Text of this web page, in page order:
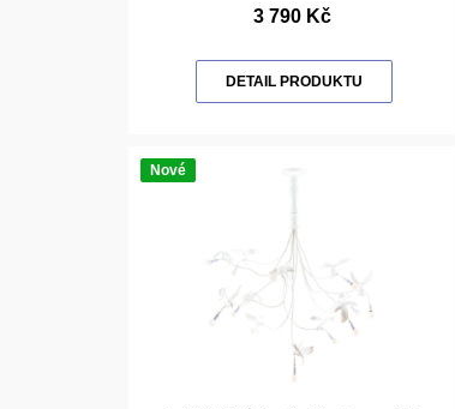
3 790 Kč
DETAIL PRODUKTU
Nové